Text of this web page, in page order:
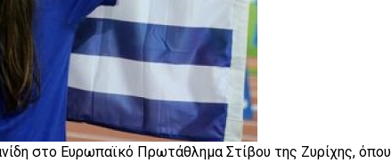
στο Ευρωπαϊκό Πρωτάθλημα Στίβου της Ζυρίχης, όπου